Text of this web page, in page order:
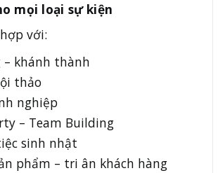
mọi loại sự kiện
với:
khánh thành
thảo
nghiệp
– Team Building
sinh nhật
phẩm – tri ân khách hàng